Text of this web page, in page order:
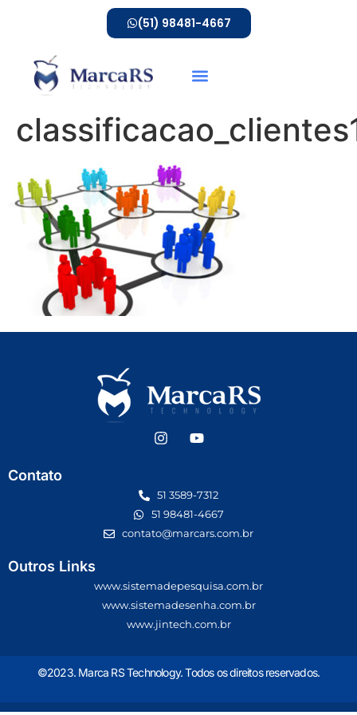
(51) 98481-4667
Contato
51 3589-7312
51 98481-4667
contato@marcars.com.br
Outros Links
www.sistemadepesquisa.com.br
www.sistemadesenha.com.br
www.jintech.com.br
©2023. Marca RS Technology. Todos os direitos reservados.